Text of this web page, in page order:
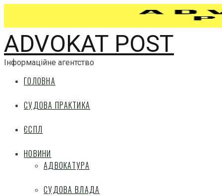
ADVOKAT POST
Інформаційне агентство
ГОЛОВНА
СУДОВА ПРАКТИКА
ЄСПЛ
НОВИНИ
АДВОКАТУРА
СУДОВА ВЛАДА